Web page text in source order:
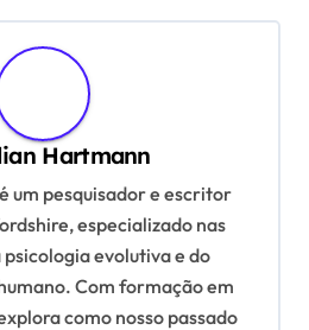
Hartmann
um pesquisador e escritor
especializado nas
evolutiva e do
Com formação em
como nosso passado